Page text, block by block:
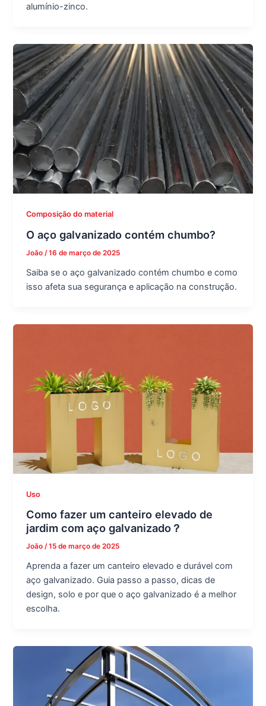
alumínio-zinco.
Composição do material
O aço galvanizado contém chumbo?
João/16 de março de 2025
Saiba se o aço galvanizado contém chumbo e como
isso afeta sua segurança e aplicação na construção.
Uso
Como fazer um canteiro elevado de
jardim com aço galvanizado？
João/15 de março de 2025
Aprenda a fazer um canteiro elevado e durável com
aço galvanizado. Guia passo a passo, dicas de
design, solo e por que o aço galvanizado é a melhor
escolha.